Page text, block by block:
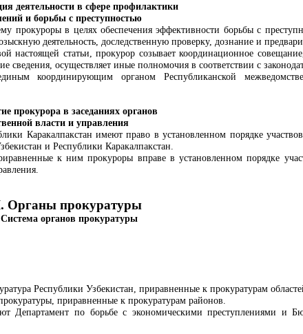
деятельности в сфере профилактики
и борьбы с преступностью
прокуроры в целях обеспечения эффективности борьбы с
деятельность, доследственную проверку, дознание и
настоящей статьи, прокурор созывает координационное
осуществляет иные полномочия в соответствии с
координирующим органом Республиканской
прокурора в заседаниях органов
власти и управления
Каракалпакстан имеют право в установленном порядке
и Республики Каракалпакстан.
к ним прокуроры вправе в установленном порядке
Органы прокуратуры
органов прокуратуры
Республики Узбекистан, приравненные к прокуратурам
приравненные к прокуратурам районов.
Департамент по борьбе с экономическими преступлениями и